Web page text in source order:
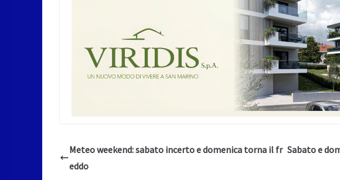
Meteo weekend: sabato incerto e domenica torna il fr
eddo
Sabato e